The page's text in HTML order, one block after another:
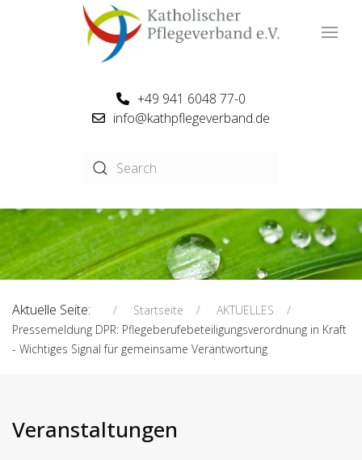
+49 941 6048 77-0
info@kathpflegeverband.de
Aktuelle Seite: Startseite
AKTUELLES
Pressemeldung DPR: Pflegeberufebeteiligungsverordnung in Kraft
- Wichtiges Signal für gemeinsame Verantwortung
Veranstaltungen